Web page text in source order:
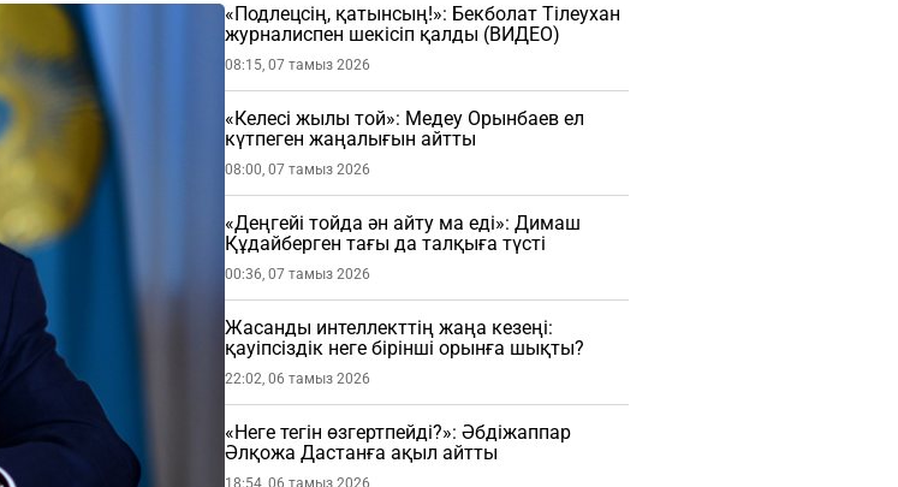
«Подлецсің, қатынсың!»: Бекболат Тілеухан
журналиспен шекісіп қалды (ВИДЕО)
08:15, 07 тамыз 2026
«Келесі жылы той»: Медеу Орынбаев ел
күтпеген жаңалығын айтты
08:00, 07 тамыз 2026
«Деңгейі тойда ән айту ма еді»: Димаш
Құдайберген тағы да талқыға түсті
00:36, 07 тамыз 2026
Жасанды интеллекттің жаңа кезеңі:
қауіпсіздік неге бірінші орынға шықты?
22:02, 06 тамыз 2026
«Неге тегін өзгертпейді?»: Әбдіжаппар
Әлқожа Дастанға ақыл айтты
18:54, 06 тамыз 2026